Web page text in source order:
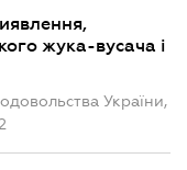
жука-вусача і
України,